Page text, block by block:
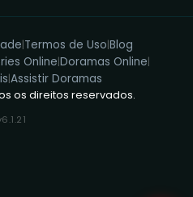
|Termos de Uso|Blog
Online|Doramas Online|
|Assistir Doramas
os direitos reservados.